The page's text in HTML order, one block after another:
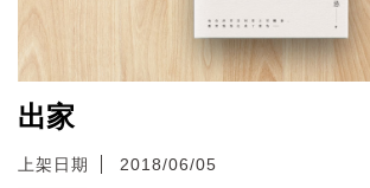
出家
上架日期 2018/06/05